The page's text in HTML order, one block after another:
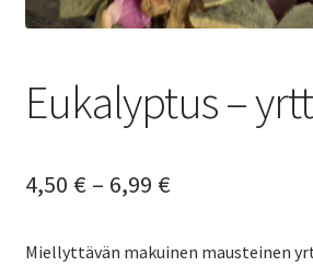
Eukalyptus –
4,50 € – 6,99 €Hintaluokka:
-
Miellyttävän makuinen mausteinen